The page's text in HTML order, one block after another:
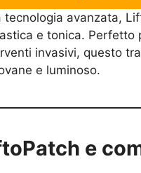
tecnologia avanzata,
e tonica.
invasivi, questo
e luminoso.
e